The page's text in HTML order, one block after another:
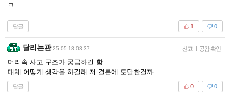
ㅋ
답글 0
1
달리는관 25-05-18 03:37 신고 | 공감 확인
머리속 사고 구조가 궁금하긴 함.
대체 어떻게 생각을 하길래 저 결론에 도달한걸까..
답글 0
0